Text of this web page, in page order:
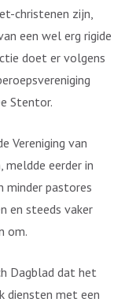
christenen zijn,
een wel erg rigide
doet er volgens
Stentor.
Vereniging van
meldde eerder in
minder pastores
en steeds vaker
om.
Dagblad dat het
diensten met een